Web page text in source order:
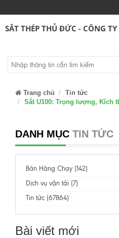
SẮT THÉP THỦ ĐỨC - CÔNG
Trang chủ
Tin tức
Sắt U100: Trọng lượng, Kích
DANH MỤC TIN TỨC
Bán Hàng Chạy (142)
Dịch vụ vận tải (7)
Tin tức (67864)
Bài viết mới